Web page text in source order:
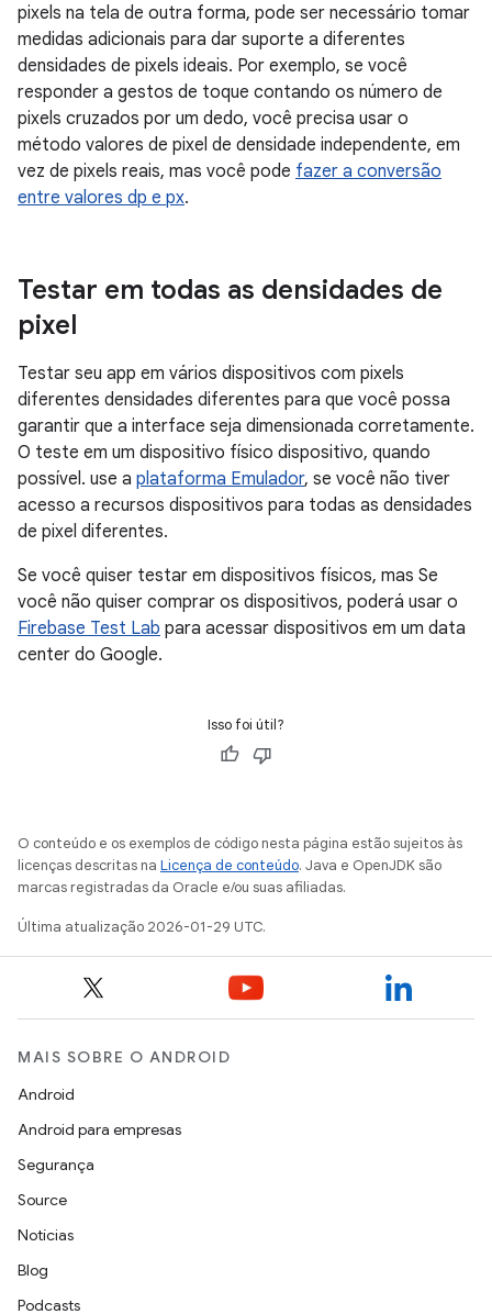
pixels na tela de outra forma, pode ser necessário tomar
medidas adicionais para dar suporte a diferentes
densidades de pixels ideais. Por exemplo, se você
responder a gestos de toque contando os número de
pixels cruzados por um dedo, você precisa usar o
método valores de pixel de densidade independente, em
vez de pixels reais, mas você pode fazer a conversão
entre valores dp e px.
Testar em todas as densidades de
pixel
Testar seu app em vários dispositivos com pixels
diferentes densidades diferentes para que você possa
garantir que a interface seja dimensionada corretamente.
O teste em um dispositivo físico dispositivo, quando
possível. use a plataforma Emulador, se você não tiver
acesso a recursos dispositivos para todas as densidades
de pixel diferentes.
Se você quiser testar em dispositivos físicos, mas Se
você não quiser comprar os dispositivos, poderá usar o
Firebase Test Lab para acessar dispositivos em um data
center do Google.
Isso foi útil?
O conteúdo e os exemplos de código nesta página estão sujeitos às
licenças descritas na Licença de conteúdo. Java e OpenJDK são
marcas registradas da Oracle e/ou suas afiliadas.
Última atualização 2026-01-29 UTC.
MAIS SOBRE O ANDROID
Android
Android para empresas
Segurança
Source
Notícias
Blog
Podcasts